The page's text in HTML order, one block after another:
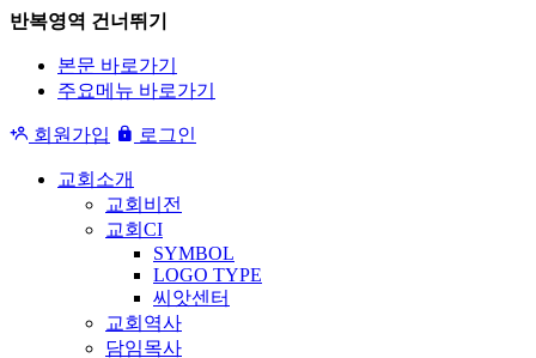
반복영역 건너뛰기
본문 바로가기
주요메뉴 바로가기
회원가입 로그인
교회소개
교회비전
교회CI
SYMBOL
LOGO TYPE
씨앗센터
교회역사
담임목사